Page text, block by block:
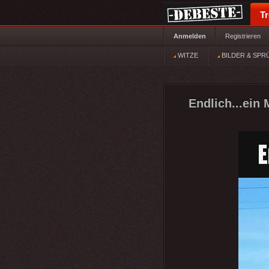
Anmelden Registrieren
WITZE BILDER &
Endlich...ein